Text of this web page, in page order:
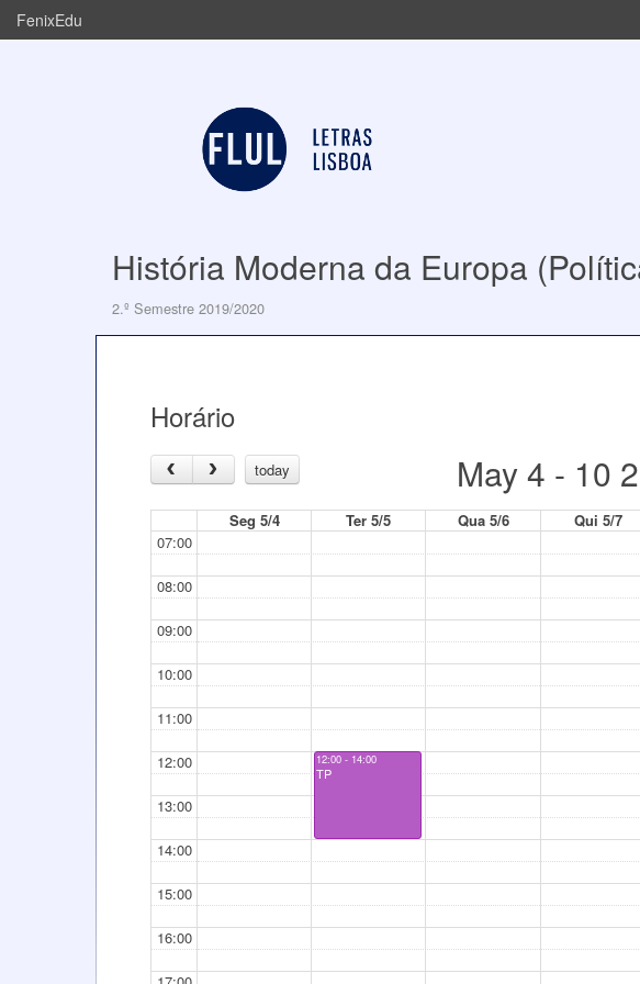
FenixEdu
História Moderna da Europa
2.º Semestre 2019/2020
Horário
today May 4 - 10
Seg 5/4 Ter 5/5 Qua 5/6 Qui 5/7
07:00
08:00
09:00
10:00
11:00
12:00
13:00
14:00
15:00
16:00
12:00 - 14:00
TP